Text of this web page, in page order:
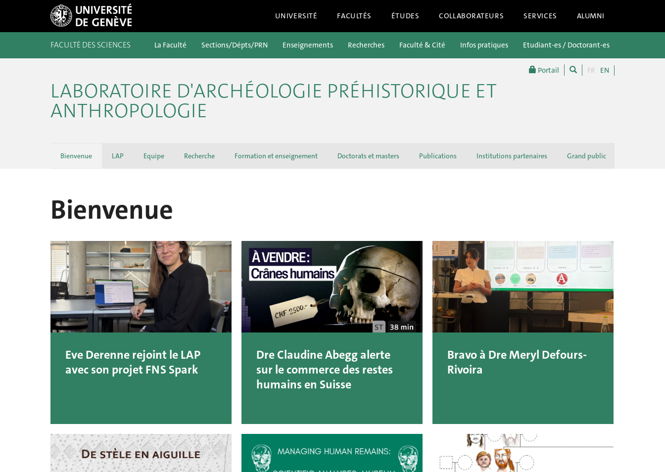
UNIVERSITÉ FACULTÉS ÉTUDES COLLABORATEURS SERVICES ALUMNI
Portail FR EN
FACULTÉ DES SCIENCES La Faculté Sections/Dépts/PRN Enseignements Recherches Faculté & Cité Infos pratiques Etudiant-es / Doctorant-es
LABORATOIRE D'ARCHÉOLOGIE PRÉHISTORIQUE ET
ANTHROPOLOGIE
Bienvenue LAP Equipe Recherche Formation et enseignement Doctorats et masters Publications Institutions partenaires Grand public
Bienvenue
Eve Derenne rejoint le LAP
avec son projet FNS Spark
Dre Claudine Abegg alerte
sur le commerce des restes
humains en Suisse
Bravo à Dre Meryl Defours-
Rivoira